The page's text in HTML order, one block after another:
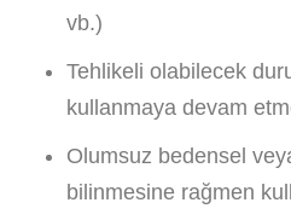
vb.)
Tehlikeli olabilecek
kullanmaya devam
Olumsuz bedensel
bilinmesine rağmen